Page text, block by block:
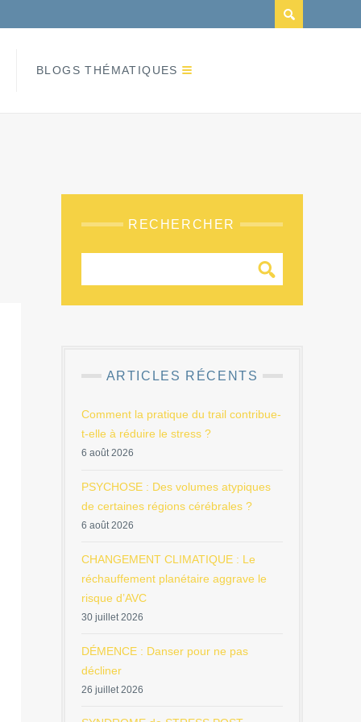
BLOGS THÉMATIQUES
RECHERCHER
ARTICLES RÉCENTS
Comment la pratique du trail contribue-
t-elle à réduire le stress ?
6 août 2026
PSYCHOSE : Des volumes atypiques
de certaines régions cérébrales ?
6 août 2026
CHANGEMENT CLIMATIQUE : Le
réchauffement planétaire aggrave le
risque d’AVC
30 juillet 2026
DÉMENCE : Danser pour ne pas
décliner
26 juillet 2026